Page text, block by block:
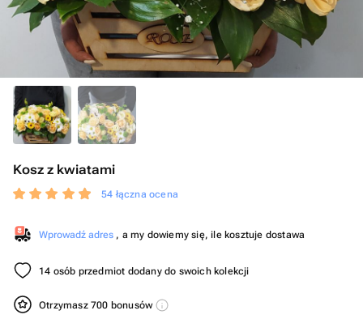
Kosz z kwiatami
54 łączna ocena
Wprowadź adres , a my dowiemy się, ile kosztuje dostawa
14 osób przedmiot dodany do swoich kolekcji
Otrzymasz 700 bonusów